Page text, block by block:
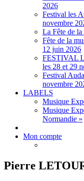
2026
Festival les
novembre
La Fête de
Fête de la
12 juin 2026
FESTIVAL
les 28 et 29
Festival
novembre
LABELS
Musique
Musique
Normandie »
Mon compte
Pierre